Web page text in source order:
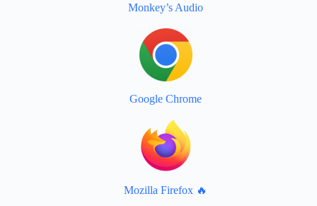
Monkey’s Audio
Google Chrome
Mozilla Firefox 🔥